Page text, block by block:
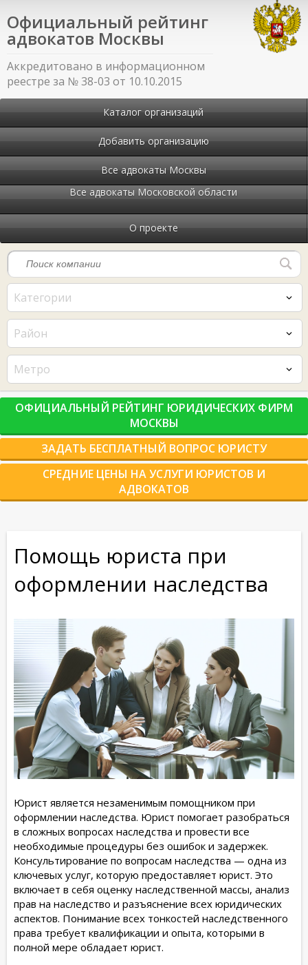
Официальный рейтинг
адвокатов Москвы
Аккредитовано в информационном
реестре за № 38-03 от 10.10.2015
Каталог организаций
Добавить организацию
Все адвокаты Москвы
Все адвокаты Московской области
О проекте
Категории
Район
Метро
ОФИЦИАЛЬНЫЙ РЕЙТИНГ ЮРИДИЧЕСКИХ ФИРМ
МОСКВЫ
ЗАДАТЬ БЕСПЛАТНЫЙ ВОПРОС ЮРИСТУ
СРЕДНИЕ ЦЕНЫ НА УСЛУГИ ЮРИСТОВ И
АДВОКАТОВ
Помощь юриста при
оформлении наследства
Юрист является незаменимым помощником при
оформлении наследства. Юрист помогает разобраться
в сложных вопросах наследства и провести все
необходимые процедуры без ошибок и задержек.
Консультирование по вопросам наследства — одна из
ключевых услуг, которую предоставляет юрист. Это
включает в себя оценку наследственной массы, анализ
прав на наследство и разъяснение всех юридических
аспектов. Понимание всех тонкостей наследственного
права требует квалификации и опыта, которыми в
полной мере обладает юрист.